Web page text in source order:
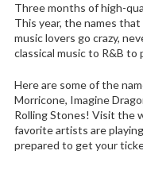
Three months of high-
This year, the names
music lovers go crazy,
classical music to R&B to
Here are some of the
Morricone, Imagine
Rolling Stones! Visit the
favorite artists are
prepared to get your